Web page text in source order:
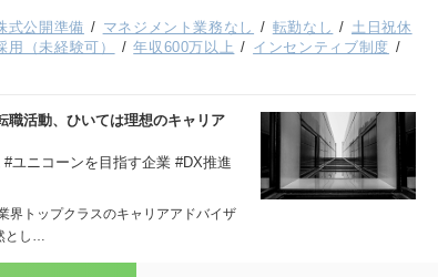
式公開準備 マネジメント業務なし 転勤なし
土日祝休
（未経験可） 年収600万以上
インセンティブ制度
職活動、ひいては理想のキャリア
ユニコーンを目指す企業 #DX推進
界トップクラスのキャリアアドバイザ
とし…